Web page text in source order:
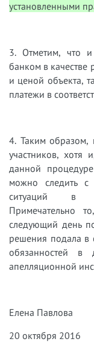
установленными
3. Отметим, что и
банком в качестве
и ценой объекта,
платежи в
4. Таким образом,
участников, хотя
данной
можно следить с
ситуаций в
Примечательно
следующий день
решения подала в
обязанностей
апелляционной
Елена Павлова
20 октября 2016